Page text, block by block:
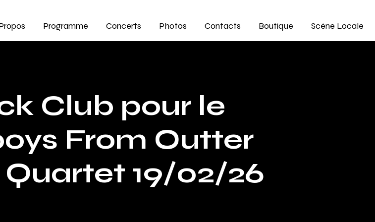
Programme Concerts Photos Contacts Boutique Scène Locale
Club pour le
From Outter
19/02/26